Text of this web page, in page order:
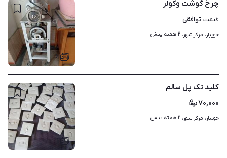
۶
چرخ گوشت وکولر
قیمت توافقی
جویبار، مرکز شهر، ۲ هفته پیش
۱
کلید تک پل سالم
۷۰,۰۰۰
جویبار، مرکز شهر، ۲ هفته پیش